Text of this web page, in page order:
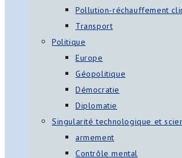
Pollution-réchauffement
Transport
Politique
Europe
Géopolitique
Démocratie
Diplomatie
Singularité technologique et
armement
Contrôle mental